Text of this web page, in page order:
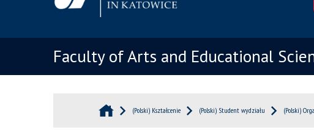
Faculty of Arts and Educational
(Polski) Kształcenie (Polski) Student wydziału (Polski)